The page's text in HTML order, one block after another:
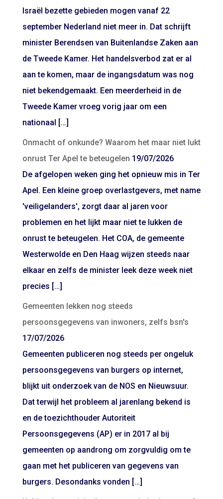
Israël bezette gebieden mogen vanaf 22
september Nederland niet meer in. Dat schrijft
minister Berendsen van Buitenlandse Zaken aan
de Tweede Kamer. Het handelsverbod zat er al
aan te komen, maar de ingangsdatum was nog
niet bekendgemaakt. Een meerderheid in de
Tweede Kamer vroeg vorig jaar om een
nationaal […]
Onmacht of onkunde? Waarom het maar niet lukt
onrust Ter Apel te beteugelen 19/07/2026
De afgelopen weken ging het opnieuw mis in Ter
Apel. Een kleine groep overlastgevers, met name
'veiligelanders', zorgt daar al jaren voor
problemen en het lijkt maar niet te lukken de
onrust te beteugelen. Het COA, de gemeente
Westerwolde en Den Haag wijzen steeds naar
elkaar en zelfs de minister leek deze week niet
precies […]
Gemeenten lekken nog steeds
persoonsgegevens van inwoners, zelfs bsn's
17/07/2026
Gemeenten publiceren nog steeds per ongeluk
persoonsgegevens van burgers op internet,
blijkt uit onderzoek van de NOS en Nieuwsuur.
Dat terwijl het probleem al jarenlang bekend is
en de toezichthouder Autoriteit
Persoonsgegevens (AP) er in 2017 al bij
gemeenten op aandrong om zorgvuldig om te
gaan met het publiceren van gegevens van
burgers. Desondanks vonden […]